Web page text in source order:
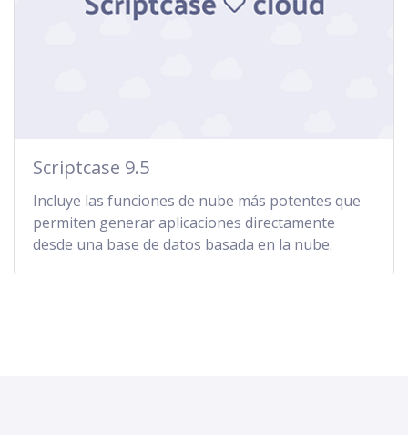
Scriptcase 9.5
Incluye las funciones de nube más potentes que
permiten generar aplicaciones directamente
desde una base de datos basada en la nube.